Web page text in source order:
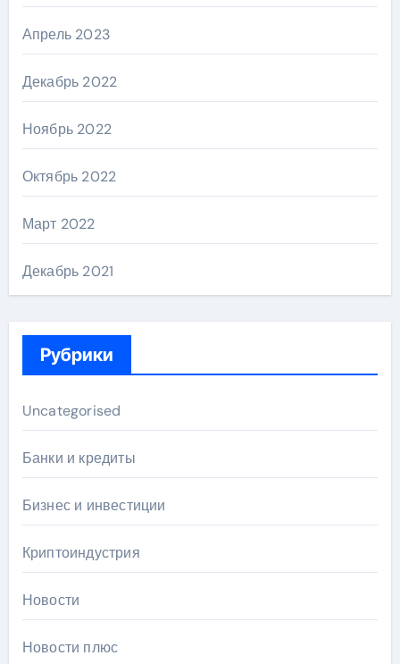
Апрель 2023
Декабрь 2022
Ноябрь 2022
Октябрь 2022
Март 2022
Декабрь 2021
Рубрики
Uncategorised
Банки и кредиты
Бизнес и инвестиции
Криптоиндустрия
Новости
Новости плюс